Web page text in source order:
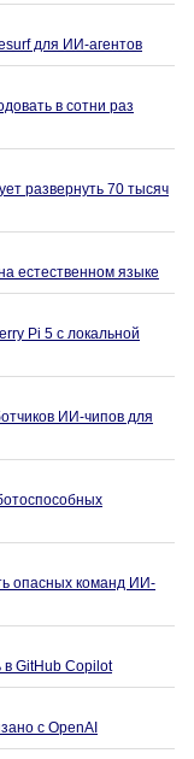
для ИИ-агентов
в сотни раз
развернуть 70 тысяч
естественном языке
Pi 5 с локальной
ИИ-чипов для
опасных команд ИИ-
GitHub Copilot
с OpenAI